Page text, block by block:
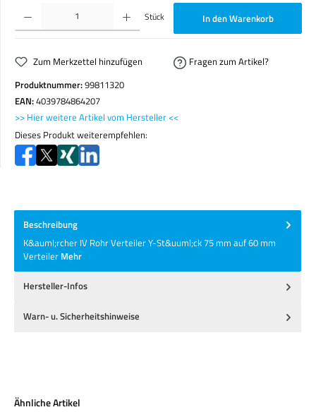
Produkt Anzahl: Gib den gewünschten Wert ein oder benutze die Schaltflächen um die Anzahl zu
Stück In den Warenkorb
Zum Merkzettel hinzufügen
Fragen zum Artikel?
Produktnummer:99811320
EAN:4039784864207
>> Hier weitere Artikel vom Hersteller <<
Dieses Produkt weiterempfehlen:
Beschreibung
K&auml;rcher IV Rohr Verteiler Y-St&uuml;ck 75 mm auf 60 mm
Verteiler Mehr
Hersteller-Infos
Warn- u. Sicherheitshinweise
Produktgalerie überspringen
Ähnliche Artikel